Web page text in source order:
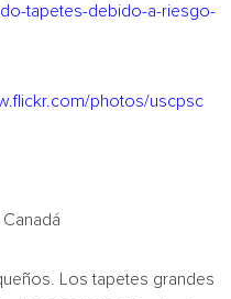
tapetes-debido-a-riesgo-
photos/uscpsc
Los tapetes grandes